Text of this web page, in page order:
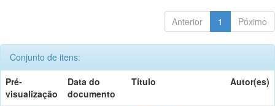
Anterior 1 Póximo
Conjunto de itens:
Pré-
visualização
Data do
documento
Título Autor(es)